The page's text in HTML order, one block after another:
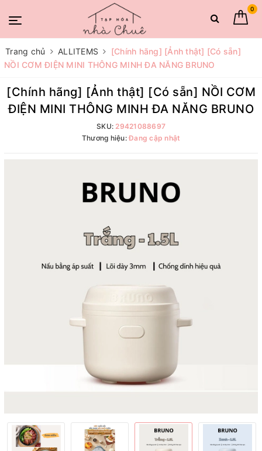
0
Trang chủ ALLITEMS
[Chính hãng] [Ảnh thật] [Có sẵn]
NỒI CƠM ĐIỆN MINI THÔNG MINH ĐA NĂNG BRUNO
[Chính hãng] [Ảnh thật] [Có sẵn] NỒI CƠM
ĐIỆN MINI THÔNG MINH ĐA NĂNG BRUNO
SKU: 29421088697
Thương hiệu:Đang cập nhật